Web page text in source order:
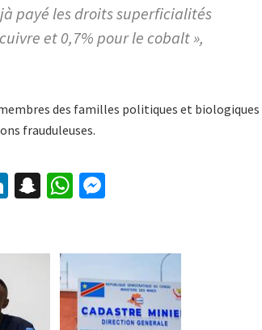
payé les droits superficialités
et 0,7% pour le cobalt »,
des familles politiques et biologiques
frauduleuses.
Li
n
dI
S
n
pc
h
W
h
sA
p
p
n
ge
r